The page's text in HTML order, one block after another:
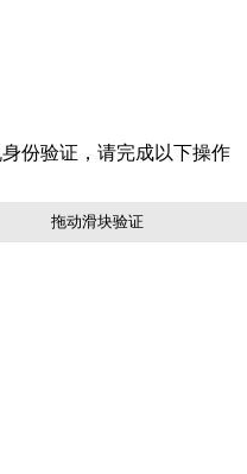
拖动滑块验证